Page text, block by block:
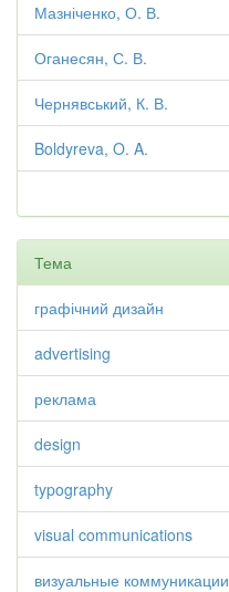
Мазніченко, О. В.
Оганесян, С. В.
Чернявський, К. В.
Boldyreva, O. A.
Тема
графічний дизайн
advertising
реклама
design
typography
visual communications
визуальные коммуникации